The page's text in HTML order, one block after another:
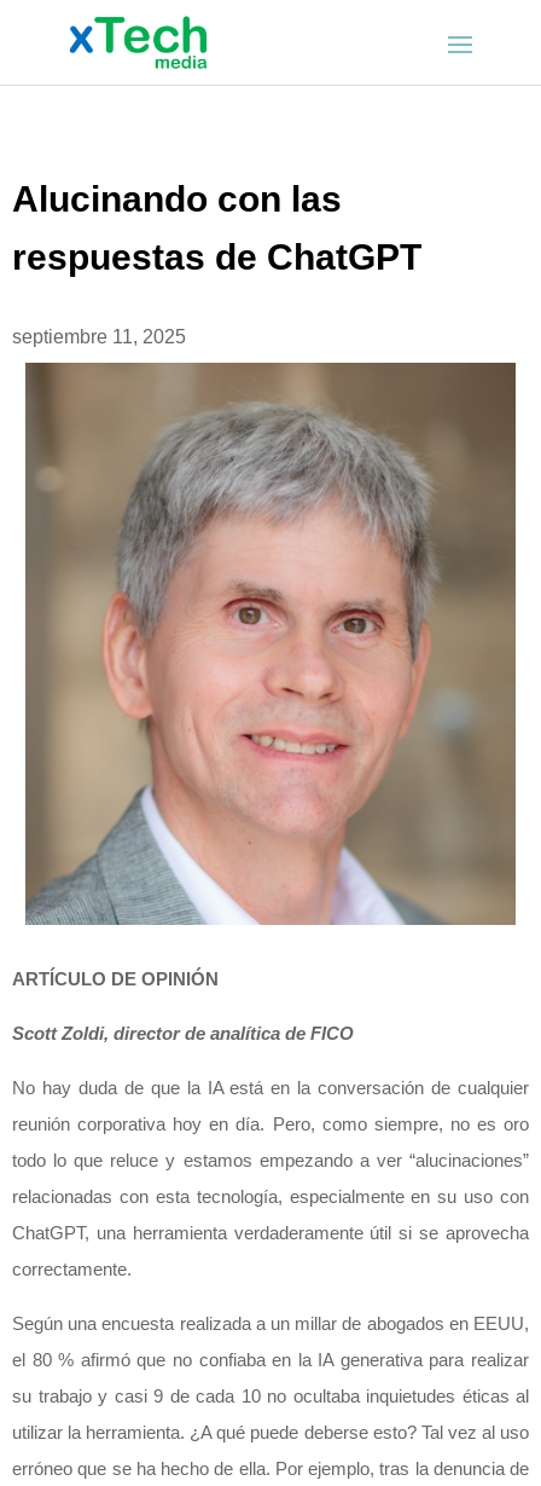
Alucinando con las
respuestas de ChatGPT
septiembre 11, 2025
ARTÍCULO DE OPINIÓN
Scott Zoldi, director de analítica de FICO
No hay duda de que la IA está en la conversación de cualquier
reunión corporativa hoy en día. Pero, como siempre, no es oro
todo lo que reluce y estamos empezando a ver “alucinaciones”
relacionadas con esta tecnología, especialmente en su uso con
ChatGPT, una herramienta verdaderamente útil si se aprovecha
correctamente.
Según una encuesta realizada a un millar de abogados en EEUU,
el 80 % afirmó que no confiaba en la IA generativa para realizar
su trabajo y casi 9 de cada 10 no ocultaba inquietudes éticas al
utilizar la herramienta. ¿A qué puede deberse esto? Tal vez al uso
erróneo que se ha hecho de ella. Por ejemplo, tras la denuncia de